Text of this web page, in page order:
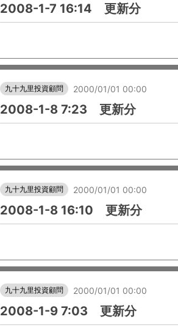
2008-1-7 16:14 更新分
九十九里投資顧問 2000/01/01 00:00
2008-1-8 7:23 更新分
九十九里投資顧問 2000/01/01 00:00
2008-1-8 16:10 更新分
九十九里投資顧問 2000/01/01 00:00
2008-1-9 7:03 更新分